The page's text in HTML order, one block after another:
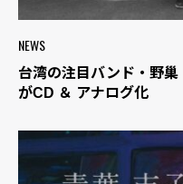
NEWS
台湾の注目バンド・野
がCD ＆ アナログ化